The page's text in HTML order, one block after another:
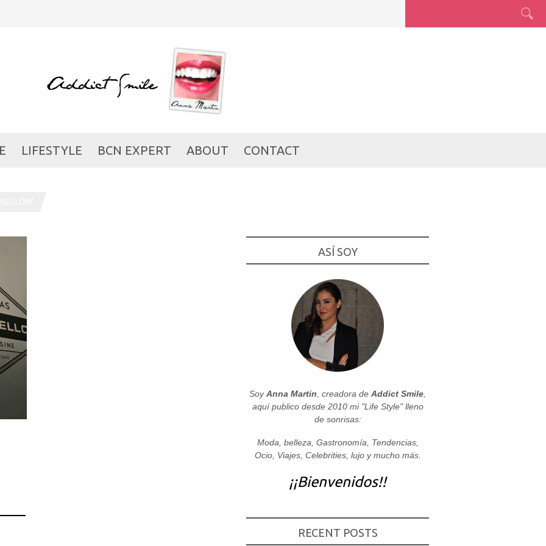
LIFESTYLE BCN EXPERT ABOUT CONTACT
ASÍ SOY
SoyAnna Martin , creadora de Addict Smile
aquí publico desde 2010 mi "Life Style" lleno
de sonrisas:
Moda, belleza, Gastronomía, Tendencias,
Ocio, Viajes, Celebrities, lujo y mucho más.
¡¡Bienvenidos!!
RECENT POSTS